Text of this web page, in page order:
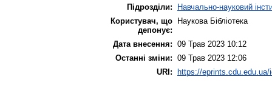
Підрозділи:
Навчально-науковий
Користувач, що
депонує:
Наукова Бібліотека
Дата внесення: 09 Трав 2023 10:12
Останні зміни: 09 Трав 2023 12:06
URI: https://eprints.cdu.edu.ua/